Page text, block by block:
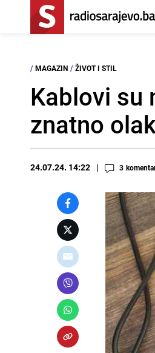
/ MAGAZIN / ŽIVOT I STIL
Kablovi su
znatno
24.07.24. 14:22 3